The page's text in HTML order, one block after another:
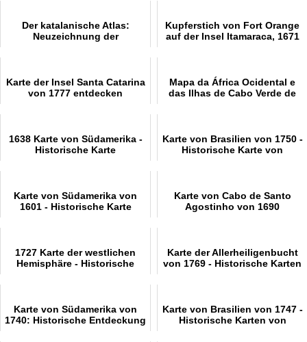
Der katalanische Atlas:
Neuzeichnung der
Kupferstich von Fort Orange
auf der Insel Itamaraca, 1671
Karte der Insel Santa Catarina
von 1777 entdecken
Mapa da África Ocidental e
das Ilhas de Cabo Verde de
1638 Karte von Südamerika -
Historische Karte
Karte von Brasilien von 1750 -
Historische Karte von
Karte von Südamerika von
1601 - Historische Karte
Karte von Cabo de Santo
Agostinho von 1690
1727 Karte der westlichen
Hemisphäre - Historische
Karte der Allerheiligenbucht
von 1769 - Historische Karten
Karte von Südamerika von
1740: Historische Entdeckung
Karte von Brasilien von 1747 -
Historische Karten von